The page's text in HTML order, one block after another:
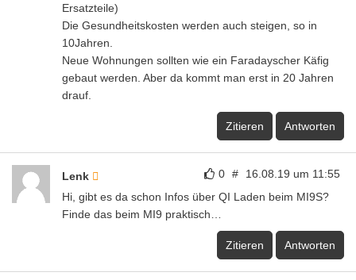
Ersatzteile)
Die Gesundheitskosten werden auch steigen, so in
10Jahren.
Neue Wohnungen sollten wie ein Faradayscher Käfig
gebaut werden. Aber da kommt man erst in 20 Jahren
drauf.
Zitieren Antworten
0 # 16.08.19 um 11:55
Lenk
Hi, gibt es da schon Infos über QI Laden beim MI9S?
Finde das beim MI9 praktisch…
Zitieren Antworten